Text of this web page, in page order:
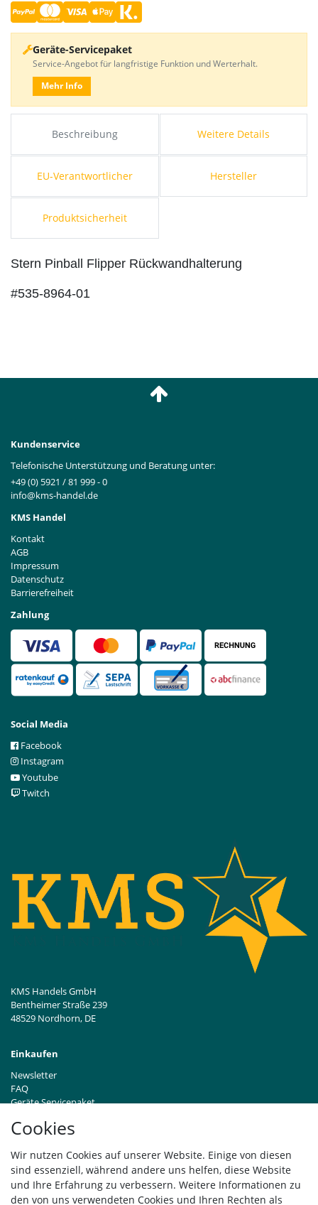
Cookies
Wir nutzen Cookies auf unserer Website. Einige von diesen
sind essenziell, während andere uns helfen, diese Website
und Ihre Erfahrung zu verbessern. Weitere Informationen zu
den von uns verwendeten Cookies und Ihren Rechten als
Beschreibung Weitere Details
EU-Verantwortlicher Hersteller
Produktsicherheit
Stern Pinball Flipper Rückwandhalterung
#535-8964-01
Geräte-Servicepaket
Service-Angebot für langfristige Funktion und Werterhalt.
Mehr Info
Kundenservice
Telefonische Unterstützung und Beratung unter:
+49 (0) 5921 / 81 999 - 0
info@kms-handel.de
KMS Handel
Kontakt
AGB
Impressum
Datenschutz
Barrierefreiheit
Zahlung
Social Media
Facebook
Instagram
Youtube
Twitch
KMS Handels GmbH
Bentheimer Straße 239
48529 Nordhorn, DE
Einkaufen
Newsletter
FAQ
Geräte Servicepaket
Händleranfragen B2B
Widerrufsrecht
Vertrag widerrufen